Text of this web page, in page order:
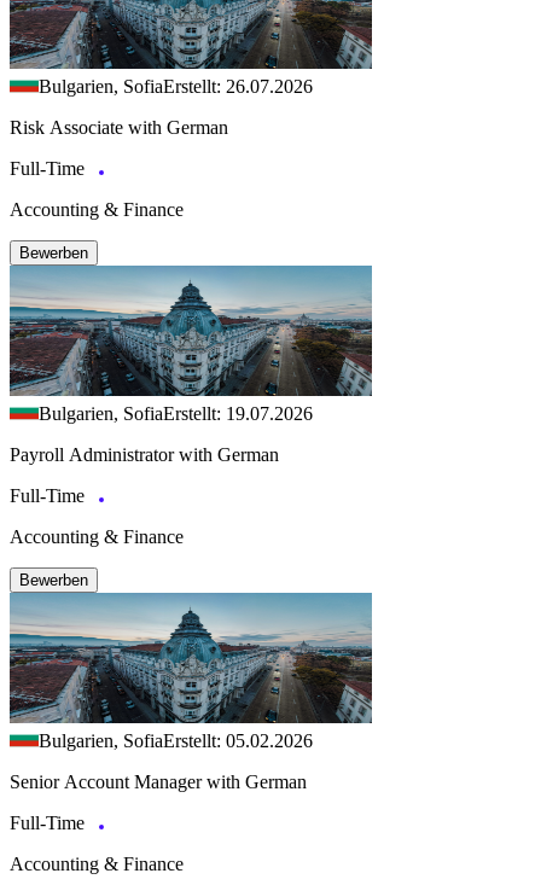
Bulgarien, SofiaErstellt: 26.07.2026
Risk Associate with German
Full-Time
Accounting & Finance
Bewerben
Bulgarien, SofiaErstellt: 19.07.2026
Payroll Administrator with German
Full-Time
Accounting & Finance
Bewerben
Bulgarien, SofiaErstellt: 05.02.2026
Senior Account Manager with German
Full-Time
Accounting & Finance